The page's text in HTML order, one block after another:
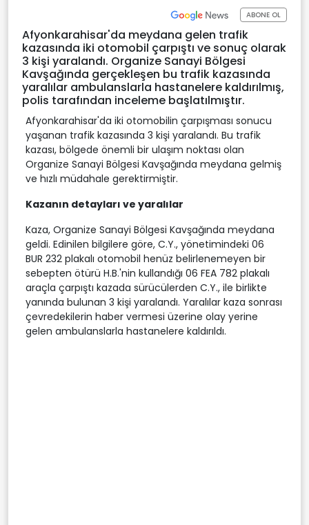
ABONE OL
Afyonkarahisar'da meydana gelen trafik
kazasında iki otomobil çarpıştı ve sonuç olarak
3 kişi yaralandı. Organize Sanayi Bölgesi
Kavşağında gerçekleşen bu trafik kazasında
yaralılar ambulanslarla hastanelere kaldırılmış,
polis tarafından inceleme başlatılmıştır.
Afyonkarahisar'da iki otomobilin çarpışması sonucu
yaşanan trafik kazasında 3 kişi yaralandı. Bu trafik
kazası, bölgede önemli bir ulaşım noktası olan
Organize Sanayi Bölgesi Kavşağında meydana gelmiş
ve hızlı müdahale gerektirmiştir.
Kazanın detayları ve yaralılar
Kaza, Organize Sanayi Bölgesi Kavşağında meydana
geldi. Edinilen bilgilere göre, C.Y., yönetimindeki 06
BUR 232 plakalı otomobil henüz belirlenemeyen bir
sebepten ötürü H.B.'nin kullandığı 06 FEA 782 plakalı
araçla çarpıştı kazada sürücülerden C.Y., ile birlikte
yanında bulunan 3 kişi yaralandı. Yaralılar kaza sonrası
çevredekilerin haber vermesi üzerine olay yerine
gelen ambulanslarla hastanelere kaldırıldı.